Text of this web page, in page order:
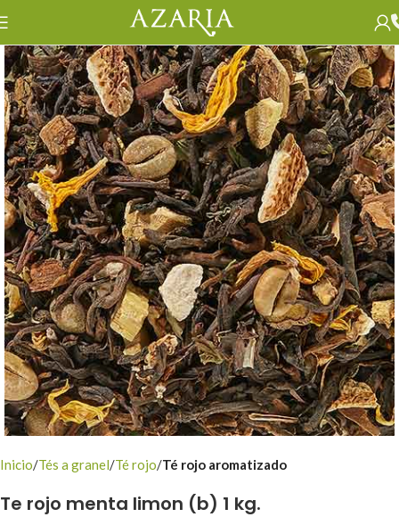
Inicio Tés a granel Té rojo Té rojo aromatizado
Te rojo menta limon (b) 1 kg.